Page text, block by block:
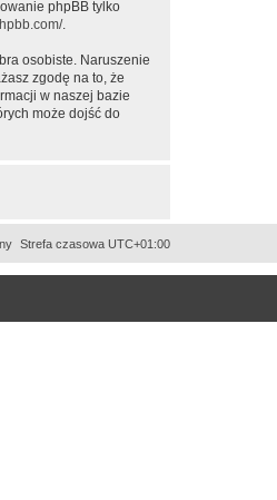
phpBB tylko
.
osobiste. Naruszenie
zgodę na to, że
w naszej bazie
może dojść do
Strefa czasowa UTC+01:00